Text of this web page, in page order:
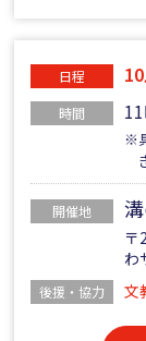
日程
時間
※
開催地
わ
後援・協力 文